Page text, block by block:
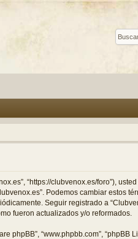
“https://clubvenox.es/foro”),
Podemos cambiar estos
Seguir registrado a
fueron actualizados y/o reformados.
phpBB”, “www.phpbb.com”, “phpBB